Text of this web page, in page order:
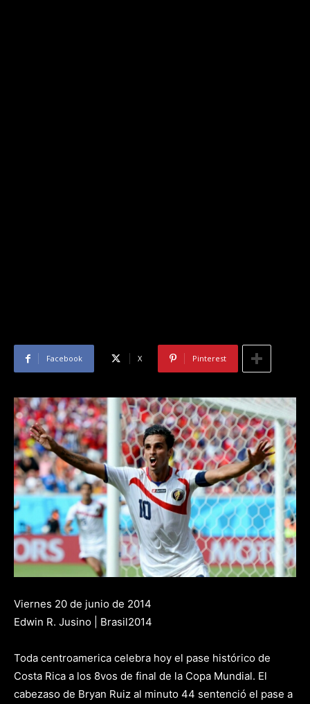
Facebook X Pinterest
Viernes 20 de junio de 2014
Edwin R. Jusino | Brasil2014
Toda centroamerica celebra hoy el pase histórico de
Costa Rica a los 8vos de final de la Copa Mundial. El
cabezaso de Bryan Ruiz al minuto 44 sentenció el pase a